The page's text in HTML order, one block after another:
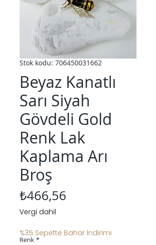
Stok kodu: 706450031662
Beyaz Kanatlı
Sarı Siyah
Gövdeli Gold
Renk Lak
Kaplama Arı
Broş
₺466,56
Vergi dahil
%35 Sepette Bahar İndirimi
Renk *